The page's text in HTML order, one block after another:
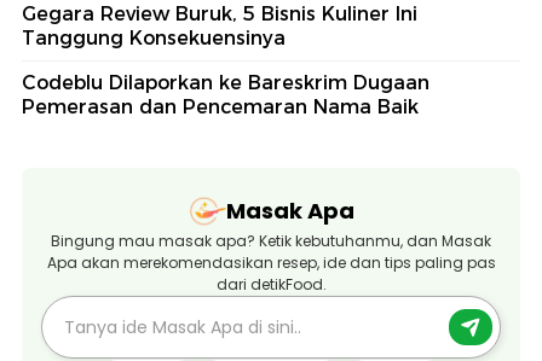
Gegara Review Buruk, 5 Bisnis Kuliner Ini
Tanggung Konsekuensinya
Codeblu Dilaporkan ke Bareskrim Dugaan
Pemerasan dan Pencemaran Nama Baik
Masak Apa
Bingung mau masak apa? Ketik kebutuhanmu, dan Masak
Apa akan merekomendasikan resep, ide dan tips paling pas
dari detikFood.